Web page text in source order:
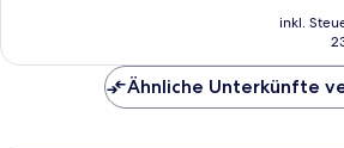
inkl.
Ähnliche Unterkünfte